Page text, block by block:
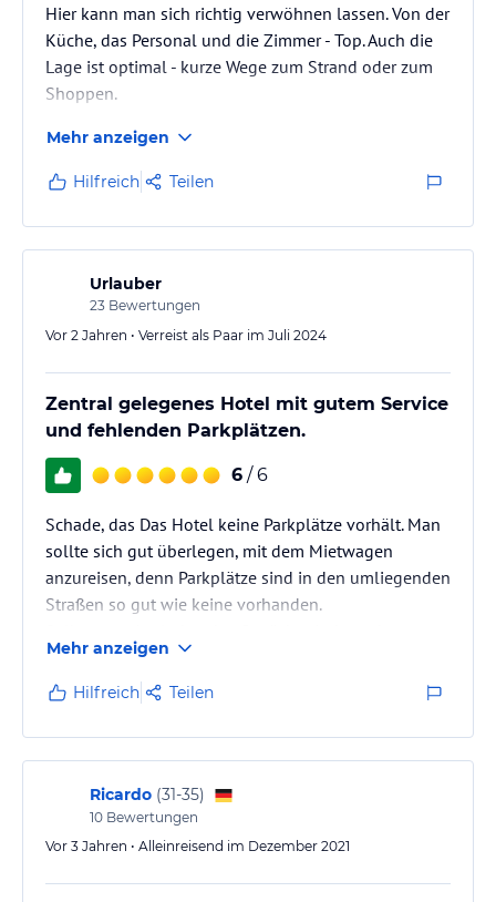
Hier kann man sich richtig verwöhnen lassen. Von der
Küche, das Personal und die Zimmer - Top. Auch die
Lage ist optimal - kurze Wege zum Strand oder zum
Shoppen.
Mehr anzeigen
Hilfreich Teilen
Urlauber
23 Bewertungen
Vor 2 Jahren • Verreist als Paar im Juli 2024
Zentral gelegenes Hotel mit gutem Service
und fehlenden Parkplätzen.
6 / 6
Schade, das Das Hotel keine Parkplätze vorhält. Man
sollte sich gut überlegen, mit dem Mietwagen
anzureisen, denn Parkplätze sind in den umliegenden
Straßen so gut wie keine vorhanden.
Hotel keine Möglichkeiten gegeben.
Mehr anzeigen
Hilfreich Teilen
Ricardo (31-35)
10 Bewertungen
Vor 3 Jahren • Alleinreisend im Dezember 2021